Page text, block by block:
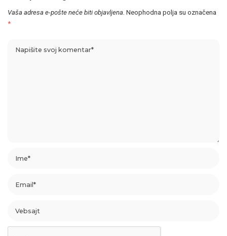
Vaša adresa e-pošte neće biti objavljena. Neophodna polja su označena
*